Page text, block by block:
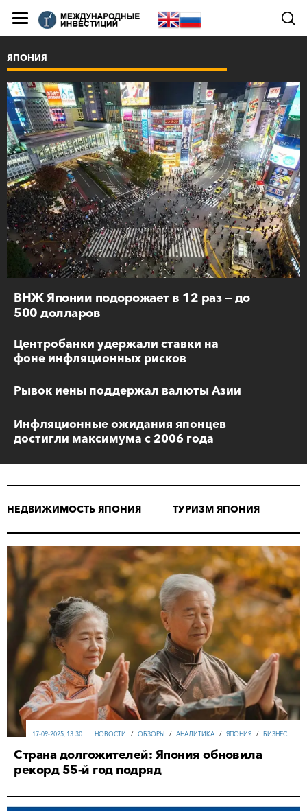
ВНЖ Японии подорожает в 12 раз — до
500 долларов
ЯПОНИЯ
Центробанки удержали ставки на
фоне инфляционных рисков
Рывок иены поддержал валюты Азии
Инфляционные ожидания японцев
достигли максимума с 2006 года
НЕДВИЖИМОСТЬ ЯПОНИЯ ТУРИЗМ ЯПОНИЯ
НОВОСТИ / ОБЗОРЫ / АНАЛИТИКА / ЯПОНИЯ / БИЗНЕС
17-09-2025, 13:30
Страна долгожителей: Япония обновила
рекорд 55-й год подряд